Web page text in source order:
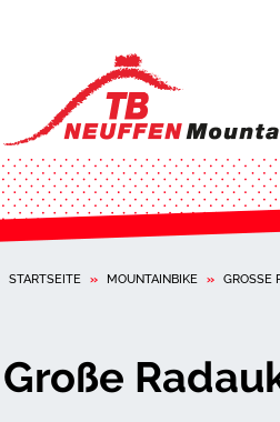
STARTSEITE » MOUNTAINBIKE » GROSSE
Große